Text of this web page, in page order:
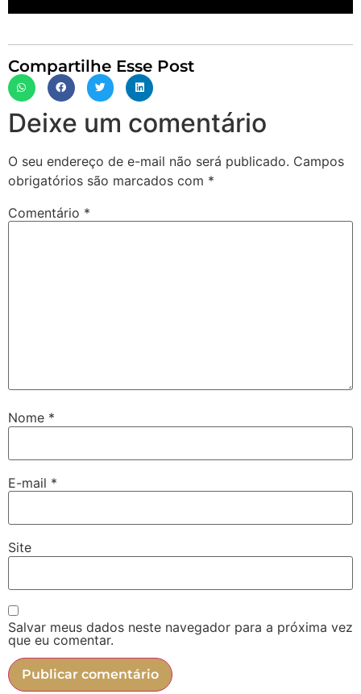
Compartilhe Esse Post
Deixe um comentário
O seu endereço de e-mail não será publicado. Campos
obrigatórios são marcados com *
Comentário *
Nome *
E-mail *
Site
Salvar meus dados neste navegador para a próxima vez
que eu comentar.